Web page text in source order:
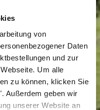
von
Daten
und zur
Um alle
zu können, klicken Sie
Außerdem geben wir
unserer Website an